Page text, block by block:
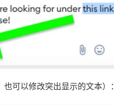
可以修改突出显示的文本）：